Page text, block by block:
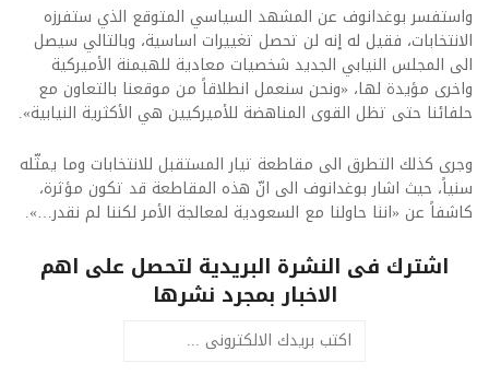
واستفسر بوغدانوف عن المشهد السياسي المتوقع الذي ستفرزه
الانتخابات، فقيل له إنه لن تحصل تغييرات اساسية، وبالتالي سيصل
الى المجلس النيابي الجديد شخصيات معادية للهيمنة الأميركية
واخرى مؤيدة لها، «ونحن سنعمل انطلاقاً من موقعنا بالتعاون مع
حلفائنا حتى تظل القوى المناهضة للأميركيين هي الأكثرية النيابية».
وجرى كذلك التطرق الى مقاطعة تيار المستقبل للانتخابات وما يمثّله
سنياً، حيث اشار بوغدانوف الى انّ هذه المقاطعة قد تكون مؤثرة،
كاشفاً عن «اننا حاولنا مع السعودية لمعالجة الأمر لكننا لم نقدر…».
اشترك فى النشرة البريدية لتحصل على اهم
الاخبار بمجرد نشرها